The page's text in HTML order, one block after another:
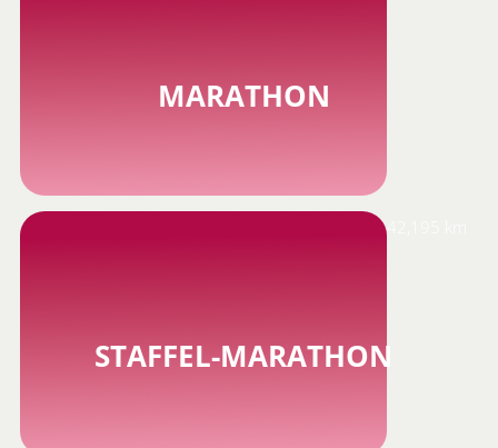
MARATHON
STAFFEL-MARATHON